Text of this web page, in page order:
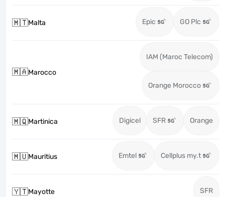
🇲🇹Malta Epic GO Plc
🇲🇦Marocco
IAM (Maroc Telecom)
Orange Morocco
🇲🇶Martinica Digicel SFR Orange
🇲🇺Mauritius Emtel Cellplus my.t
🇾🇹Mayotte SFR